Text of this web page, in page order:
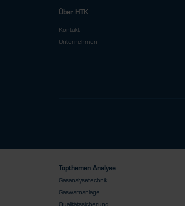
Über HTK
Kontakt
Unternehmen
Topthemen Analyse
Gasanalysetechnik
Gaswarnanlage
Qualitätssicherung